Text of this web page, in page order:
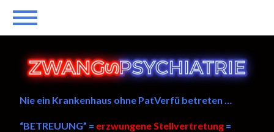
Nie ein Krankenhaus ohne PatVerfü betreten …
“BETREUUNG” = erzwungene Stellvertretung =